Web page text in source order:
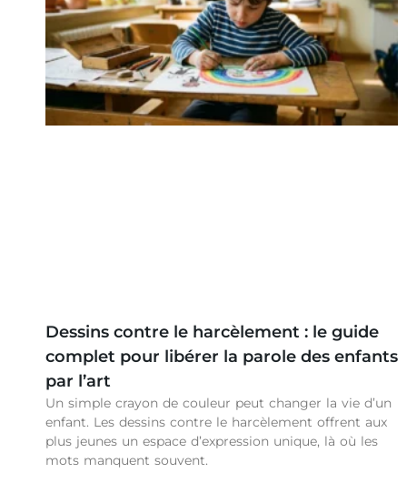
Dessins contre le harcèlement : le guide
complet pour libérer la parole des enfants
par l’art
Un simple crayon de couleur peut changer la vie d’un
enfant. Les dessins contre le harcèlement offrent aux
plus jeunes un espace d’expression unique, là où les
mots manquent souvent.